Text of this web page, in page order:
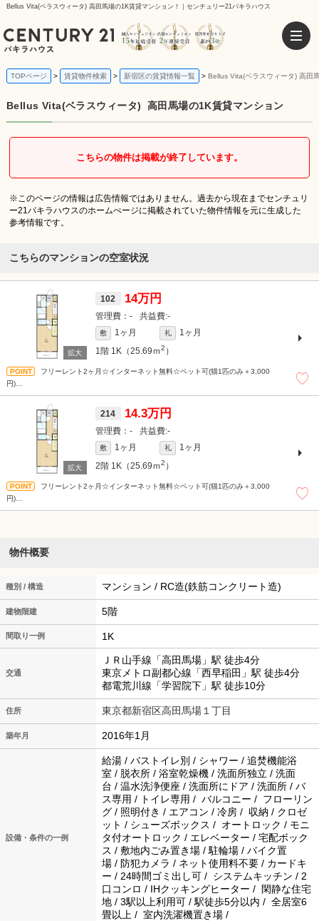
Bellus Vita(ベラスウィータ) 高田馬場の1K賃貸マンション！｜センチュリー21パキラハウス
TOPページ 賃貸物件検索 新宿区の賃貸情報一覧 Bellus Vita(ベラスウィータ) 高田
Bellus Vita(ベラスウィータ) 高田馬場の1K賃貸マンション
こちらの物件は掲載が終了しています。
※このページの情報は広告情報ではありません。過去から現在までセンチュリ
ー21パキラハウスのホームぺージに掲載されていた物件情報を元に生成した
参考情報です。
こちらのマンションの空室状況
102 14万円
- -
敷 1ヶ月 礼
1ヶ月
1階 1K（25.69ｍ2 ）
フリーレント2ヶ月☆インターネット無料☆ペット可(猫1匹のみ＋3,000
円)
レント特約解約違約金有
214 14.3万円
- -
敷 1ヶ月 礼
1ヶ月
2階 1K（25.69ｍ2 ）
フリーレント2ヶ月☆インターネット無料☆ペット可(猫1匹のみ＋3,000
円)
物件概要
種別 / 構造 マンション / RC造(鉄筋コンクリート造)
建物階建 5階
間取り一例 1K
交通
ＪＲ山手線「高田馬場」駅 徒歩4分
東京メトロ副都心線「西早稲田」駅 徒歩4分
都電荒川線「学習院下」駅 徒歩10分
住所 東京都新宿区高田馬場１丁目
築年月 2016年1月
設備・条件の一例
給湯 / バストイレ別 / シャワー / 追焚機能浴
室 / 脱衣所 / 浴室乾燥機 / 洗面所独立 / 洗面
台 / 温水洗浄便座 / 洗面所にドア / 洗面所 / バ
ス専用 / トイレ専用 / バルコニー / フローリン
グ / 照明付き / エアコン / 冷房 / 収納 / クロゼ
ット / シューズボックス / オートロック / モニ
タ付オートロック / エレベーター / 宅配ボック
ス / 敷地内ごみ置き場 / 駐輪場 / バイク置
場 / 防犯カメラ / ネット使用料不要 / カードキ
ー / 24時間ゴミ出し可 / システムキッチン / 2
口コンロ / IHクッキングヒーター / 閑静な住宅
地 / 3駅以上利用可 / 駅徒歩5分以内 / 全居室6
畳以上 / 室内洗濯機置き場 /